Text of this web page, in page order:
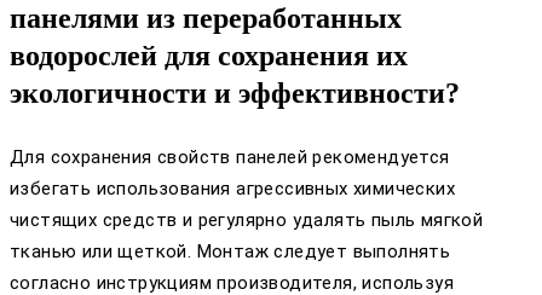
панелями из переработанных
водорослей для сохранения их
экологичности и эффективности?
Для сохранения свойств панелей рекомендуется
избегать использования агрессивных химических
чистящих средств и регулярно удалять пыль мягкой
тканью или щеткой. Монтаж следует выполнять
согласно инструкциям производителя, используя